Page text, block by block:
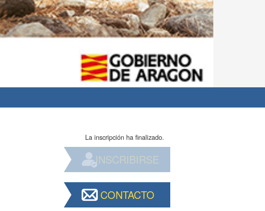
La inscripción ha finalizado.
INSCRIBIRSE
CONTACTO